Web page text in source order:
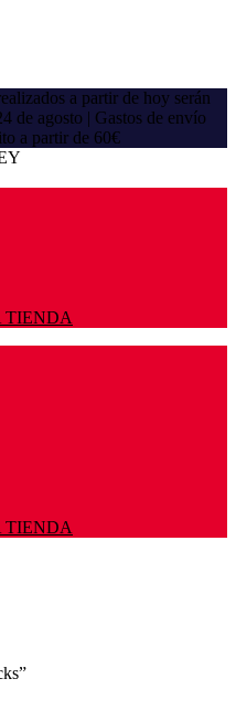
a partir de hoy serán
de agosto | Gastos de envío
a partir de 60€
TIENDA
TIENDA